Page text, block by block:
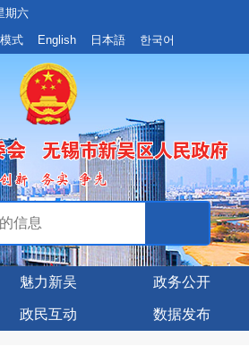
期六
式 English 日本語 한국어
魅力新吴 政务公开
政民互动 数据发布